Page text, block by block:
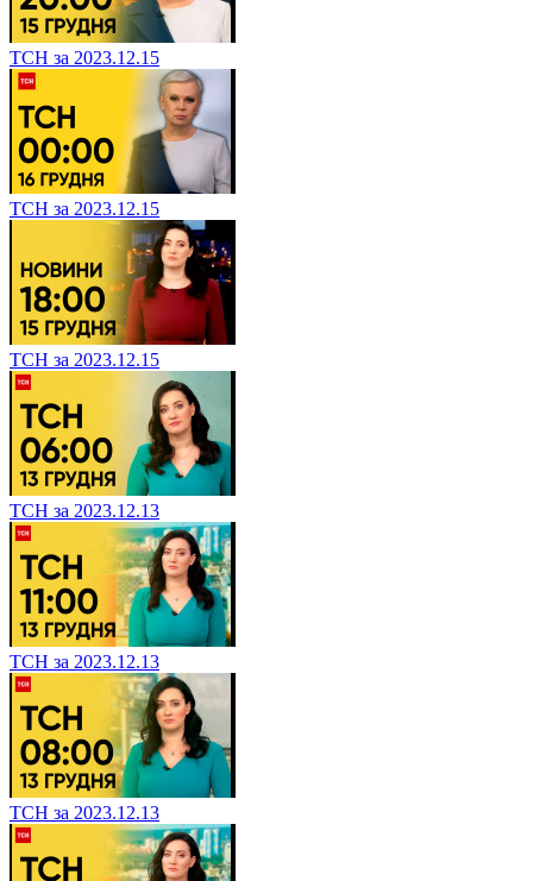
ТСН за 2023.12.15
ТСН за 2023.12.15
ТСН за 2023.12.15
ТСН за 2023.12.13
ТСН за 2023.12.13
ТСН за 2023.12.13